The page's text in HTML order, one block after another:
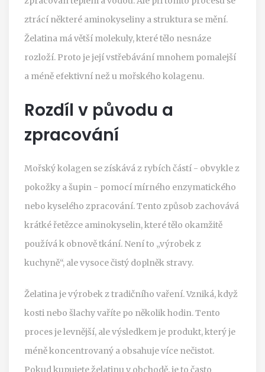
ztrácí některé aminokyseliny a struktura se mění.
Želatina má větší molekuly, které tělo nesnáze
rozloží. Proto je její vstřebávání mnohem pomalejší
a méně efektivní než u mořského kolagenu.
Rozdíl v původu a
zpracování
Mořský kolagen se získává z rybích částí - obvykle z
pokožky a šupin - pomocí mírného enzymatického
nebo kyselého zpracování. Tento způsob zachovává
krátké řetězce aminokyselin, které tělo okamžitě
používá k obnově tkání. Není to „výrobek z
kuchyně“, ale vysoce čistý doplněk stravy.
Želatina je výrobek z tradičního vaření. Vzniká, když
kosti nebo šlachy vaříte po několik hodin. Tento
proces je levnější, ale výsledkem je produkt, který je
méně koncentrovaný a obsahuje více nečistot.
Pokud kupujete želatinu v obchodě, je to často